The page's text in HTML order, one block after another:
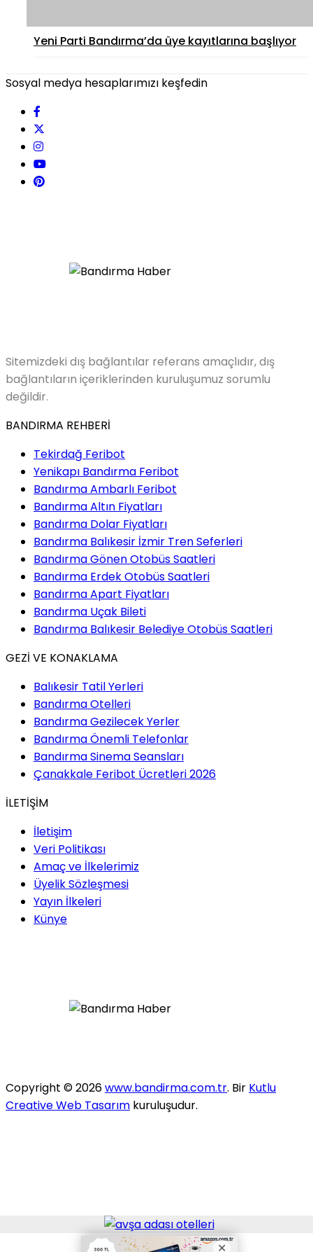
Yeni Parti Bandırma’da üye kayıtlarına başlıyor
Sosyal medya hesaplarımızı keşfedin
Sitemizdeki dış bağlantılar referans amaçlıdır, dış
bağlantıların içeriklerinden kuruluşumuz sorumlu
değildir.
BANDIRMA REHBERİ
Tekirdağ Feribot
Yenikapı Bandırma Feribot
Bandırma Ambarlı Feribot
Bandırma Altın Fiyatları
Bandırma Dolar Fiyatları
Bandırma Balıkesir İzmir Tren Seferleri
Bandırma Gönen Otobüs Saatleri
Bandırma Erdek Otobüs Saatleri
Bandırma Apart Fiyatları
Bandırma Uçak Bileti
Bandırma Balıkesir Belediye Otobüs Saatleri
GEZİ VE KONAKLAMA
Balıkesir Tatil Yerleri
Bandırma Otelleri
Bandırma Gezilecek Yerler
Bandırma Önemli Telefonlar
Bandırma Sinema Seansları
Çanakkale Feribot Ücretleri 2026
İLETİŞİM
İletişim
Veri Politikası
Amaç ve İlkelerimiz
Üyelik Sözleşmesi
Yayın İlkeleri
Künye
Copyright © 2026www.bandirma.com.tr. Bir Kutlu
Creative Web Tasarım kuruluşudur.